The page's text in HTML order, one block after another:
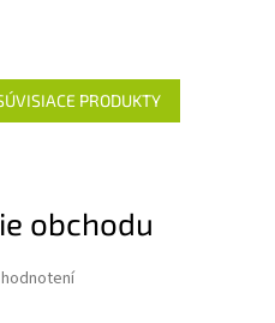
PRODUKTY
obchodu